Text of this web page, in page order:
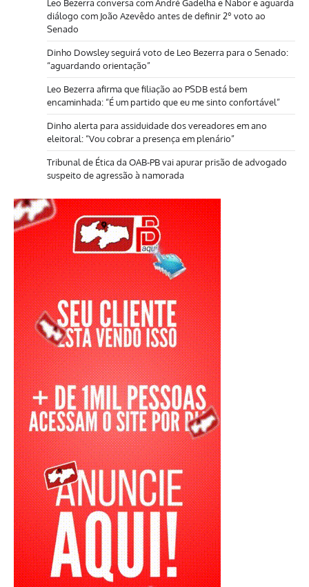
Leo Bezerra conversa com André Gadelha e Nabor e aguarda
diálogo com João Azevêdo antes de definir 2º voto ao
Senado
Dinho Dowsley seguirá voto de Leo Bezerra para o Senado:
“aguardando orientação”
Leo Bezerra afirma que filiação ao PSDB está bem
encaminhada: “É um partido que eu me sinto confortável”
Dinho alerta para assiduidade dos vereadores em ano
eleitoral: “Vou cobrar a presença em plenário”
Tribunal de Ética da OAB-PB vai apurar prisão de advogado
suspeito de agressão à namorada